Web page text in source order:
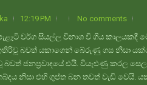
12:19 PM
No comments
වර්ග සියල්ල විනාශ වී ගිය කාලයකදී
බවත් යකාගෙන් බේරුණු ගස නිසා
බවත් ජනප්‍රවාදයේ එයි. වියැළුණු කරල
නිසා එහි ගුප්ත බන තවත් වැඩි වෙයි.